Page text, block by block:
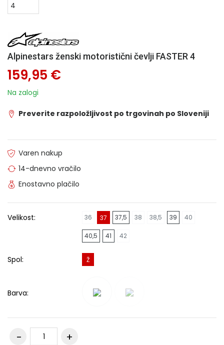
Alpinestars ženski motoristični čevlji FASTER 4
159,95 €
Na zalogi
Preverite razpoložljivost po trgovinah po Sloveniji
Varen nakup
14-dnevno vračilo
Enostavno plačilo
Velikost: 36 37 37,5 38 38,5 39 40
40,5 41 42
Spol: Ž
Barva: